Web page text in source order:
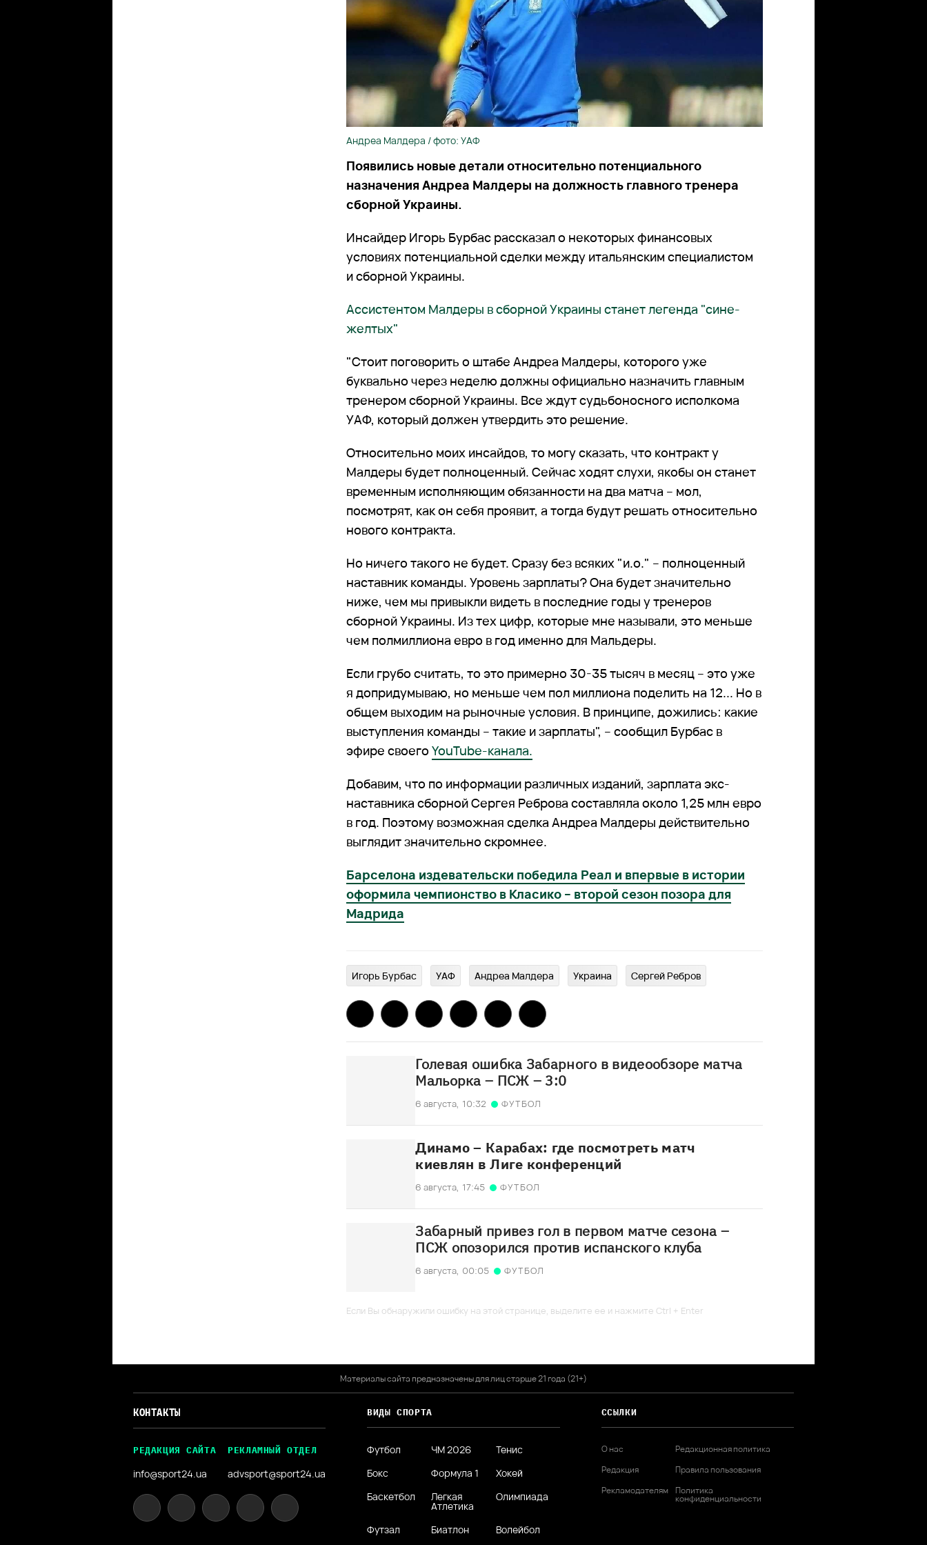
Андреа Малдера / фото: УАФ
Появились новые детали относительно потенциального
назначения Андреа Малдеры на должность главного тренера
сборной Украины.
Инсайдер Игорь Бурбас рассказал о некоторых финансовых
условиях потенциальной сделки между итальянским специалистом
и сборной Украины.
Ассистентом Малдеры в сборной Украины станет легенда "сине-
желтых"
"Стоит поговорить о штабе Андреа Малдеры, которого уже
буквально через неделю должны официально назначить главным
тренером сборной Украины. Все ждут судьбоносного исполкома
УАФ, который должен утвердить это решение.
Относительно моих инсайдов, то могу сказать, что контракт у
Малдеры будет полноценный. Сейчас ходят слухи, якобы он станет
временным исполняющим обязанности на два матча – мол,
посмотрят, как он себя проявит, а тогда будут решать относительно
нового контракта.
Но ничего такого не будет. Сразу без всяких "и.о." – полноценный
наставник команды. Уровень зарплаты? Она будет значительно
ниже, чем мы привыкли видеть в последние годы у тренеров
сборной Украины. Из тех цифр, которые мне называли, это меньше
чем полмиллиона евро в год именно для Мальдеры.
Если грубо считать, то это примерно 30-35 тысяч в месяц – это уже
я допридумываю, но меньше чем пол миллиона поделить на 12... Но в
общем выходим на рыночные условия. В принципе, дожились: какие
выступления команды – такие и зарплаты", – сообщил Бурбас в
эфире своегоYouTube-канала.
Добавим, что по информации различных изданий, зарплата экс-
наставника сборной Сергея Реброва составляла около 1,25 млн евро
в год. Поэтому возможная сделка Андреа Малдеры действительно
выглядит значительно скромнее.
Барселона издевательски победила Реал и впервые в истории
оформила чемпионство в Класико – второй сезон позора для
Мадрида
Игорь Бурбас УАФ Андреа Малдера Украина Сергей Ребров
Голевая ошибка Забарного в видеообзоре матча
Мальорка – ПСЖ – 3:0
6 августа, 10:32 ФУТБОЛ
Динамо – Карабах: где посмотреть матч
киевлян в Лиге конференций
6 августа, 17:45 ФУТБОЛ
Забарный привез гол в первом матче сезона –
ПСЖ опозорился против испанского клуба
6 августа, 00:05 ФУТБОЛ
Если Вы обнаружили ошибку на этой странице, выделите ее и нажмите Ctrl + Enter
Материалы сайта предназначены для лиц старше 21 года (21+)
КОНТАКТЫ
РЕДАКЦИЯ САЙТА
info@sport24.ua
РЕКЛАМНЫЙ ОТДЕЛ
advsport@sport24.ua
ВИДЫ СПОРТА
Футбол ЧМ 2026
Тенис
Бокс
Формула 1
Хокей
Баскетбол
Легкая
Атлетика
Олимпиада
Футзал Биатлон Волейбол
ССЫЛКИ
О нас
Редакция
Рекламодателям
Редакционная политика
Правила пользования
Политика
конфиденциальности